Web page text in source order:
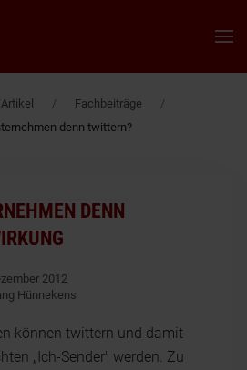
Artikel
Fachbeiträge
denn twittern?
DENN
2012
Hünnekens
können twittern und damit
„Ich-Sender" werden. Zu